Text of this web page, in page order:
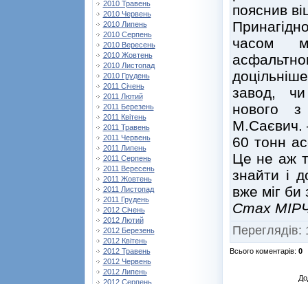
2010 Травень
2010 Червень
2010 Липень
2010 Серпень
2010 Вересень
2010 Жовтень
2010 Листопад
2010 Грудень
2011 Січень
2011 Лютий
2011 Березень
2011 Квітень
2011 Травень
2011 Червень
2011 Липень
2011 Серпень
2011 Вересень
2011 Жовтень
2011 Листопад
2011 Грудень
2012 Січень
2012 Лютий
2012 Березень
2012 Квітень
2012 Травень
2012 Червень
2012 Липень
2012 Серпень
пояснив
часом
завод,
нового
М.Саєвич.
60 тонн
Це не аж
знайти і
вже міг
Стах
Переглядів:
Всього коментарів: 0